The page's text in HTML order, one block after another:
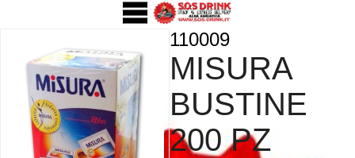
110009
MISURA
BUSTINE
200 PZ